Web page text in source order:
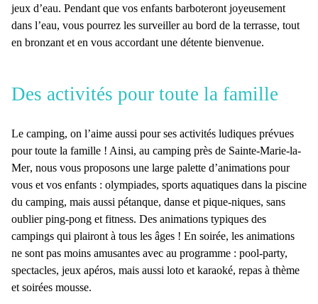
jeux d’eau. Pendant que vos enfants barboteront joyeusement
dans l’eau, vous pourrez les surveiller au bord de la terrasse, tout
en bronzant et en vous accordant une détente bienvenue.
Des activités pour toute la famille
Le camping, on l’aime aussi pour ses activités ludiques prévues
pour toute la famille ! Ainsi, au camping près de Sainte-Marie-la-
Mer, nous vous proposons une large palette d’animations pour
vous et vos enfants : olympiades, sports aquatiques dans la piscine
du camping, mais aussi pétanque, danse et pique-niques, sans
oublier ping-pong et fitness. Des animations typiques des
campings qui plairont à tous les âges ! En soirée, les animations
ne sont pas moins amusantes avec au programme : pool-party,
spectacles, jeux apéros, mais aussi loto et karaoké, repas à thème
et soirées mousse.